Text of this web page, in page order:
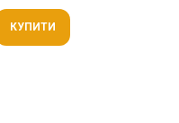
КУПИТИ